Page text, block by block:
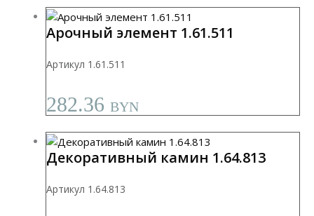
Арочный элемент 1.61.511
Артикул 1.61.511
282.36 BYN
Декоративный камин 1.64.813
Артикул 1.64.813